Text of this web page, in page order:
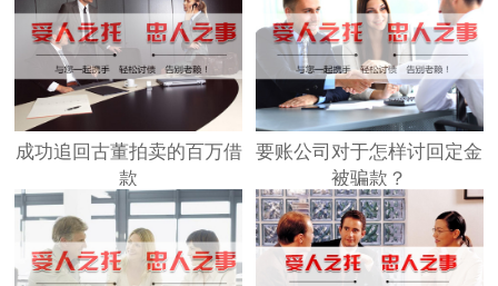
成功追回古董拍卖的百万借
款
要账公司对于怎样讨回定金
被骗款？